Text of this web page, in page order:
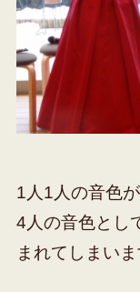
1人1人の音色
4人の音色とし
まれてしまいま